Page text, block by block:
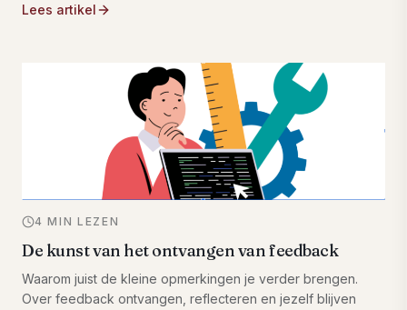
Lees artikel
4 MIN LEZEN
De kunst van het ontvangen van feedback
Waarom juist de kleine opmerkingen je verder brengen.
Over feedback ontvangen, reflecteren en jezelf blijven